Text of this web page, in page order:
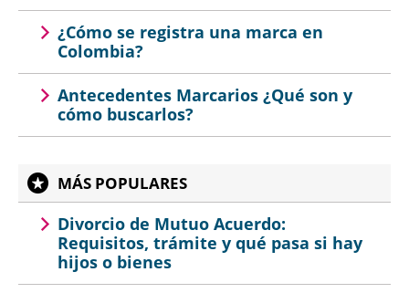
¿Cómo se registra una marca en
Colombia?
Antecedentes Marcarios ¿Qué son y
cómo buscarlos?
MÁS POPULARES
Divorcio de Mutuo Acuerdo:
Requisitos, trámite y qué pasa si hay
hijos o bienes